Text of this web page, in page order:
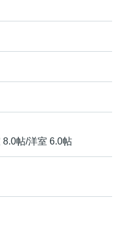
8.0帖/洋室 6.0帖